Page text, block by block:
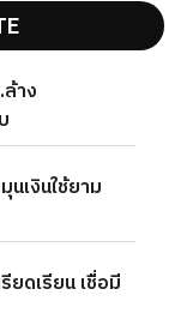
าง
เงินใช้ยาม
ดเรียน เชื่อมี